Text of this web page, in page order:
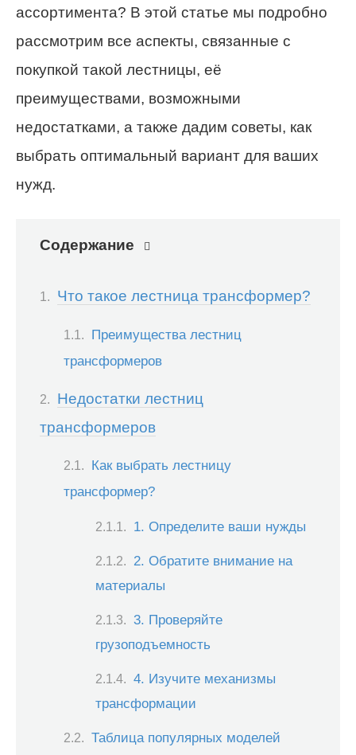
ассортимента? В этой статье мы подробно
рассмотрим все аспекты, связанные с
покупкой такой лестницы, её
преимуществами, возможными
недостатками, а также дадим советы, как
выбрать оптимальный вариант для ваших
нужд.
Содержание
Что такое лестница трансформер?
Преимущества лестниц
трансформеров
Недостатки лестниц
трансформеров
Как выбрать лестницу
трансформер?
1. Определите ваши нужды
2. Обратите внимание на
материалы
3. Проверяйте
грузоподъемность
4. Изучите механизмы
трансформации
Таблица популярных моделей